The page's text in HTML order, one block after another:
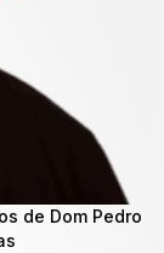
de Dom Pedro